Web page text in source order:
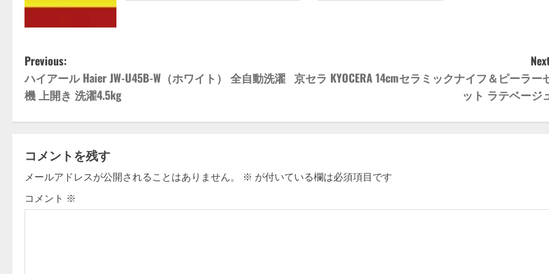
P
o
s
n
a
v
Previous:
ハイアール Haier JW-U45B-W（ホワイト） 全自動洗濯
機 上開き 洗濯4.5kg
京セラ KYOCERA 14cmセラミックナイフ＆ピーラー
ット ラテベージ
コメントを残す
メールアドレスが公開されることはありません。 ※ が付いている欄は必須項目です
コメント ※